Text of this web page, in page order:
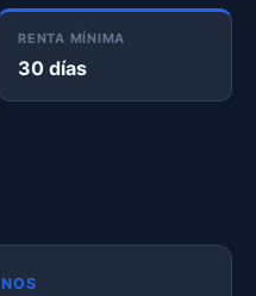
RENTA MÍNIMA
30 días